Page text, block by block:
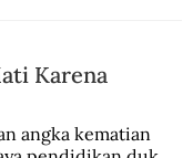
Karena
angka kematian